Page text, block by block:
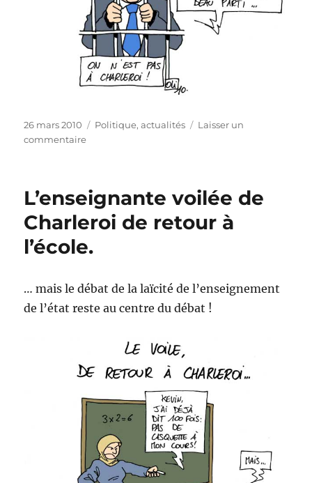
Publié
le
26 mars 2010 Catégories
Politique, actualités
Laisser un
commentairesur
L’enseignante voilée de
Charleroi de retour à
l’école.
… mais le débat de la laïcité de l’enseignement
de l’état reste au centre du débat !